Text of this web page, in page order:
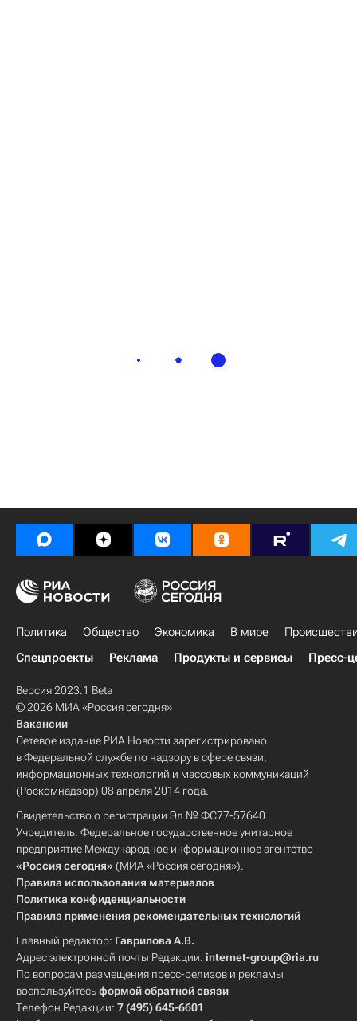
Политика Общество Экономика В мире
Спецпроекты
Реклама Продукты и сервисы Пресс-
Версия 2023.1 Beta
© 2026 МИА «Россия сегодня»
Вакансии
Сетевое издание РИА Новости зарегистрировано
в Федеральной службе по надзору в сфере связи,
информационных технологий и массовых коммуникаций
(Роскомнадзор) 08 апреля 2014 года.
Свидетельство о регистрации Эл № ФС77-57640
Учредитель: Федеральное государственное унитарное
предприятие Международное информационное агентство
«Россия сегодня» (МИА «Россия сегодня»).
Правила использования материалов
Политика конфиденциальности
Правила применения рекомендательных технологий
Главный редактор: Гаврилова А.В.
Адрес электронной почты Редакции: internet-group@ria.ru
По вопросам размещения пресс-релизов и рекламы
воспользуйтесьформой обратной связи
Телефон Редакции: 7 (495) 645-6601